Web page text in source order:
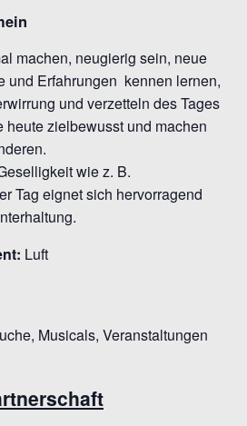
machen, neugierig sein, neue
und Erfahrungen kennen lernen,
und verzetteln des Tages
zielbewusst und machen
wie z. B.
Tag eignet sich hervorragend
Luft
Musicals, Veranstaltungen